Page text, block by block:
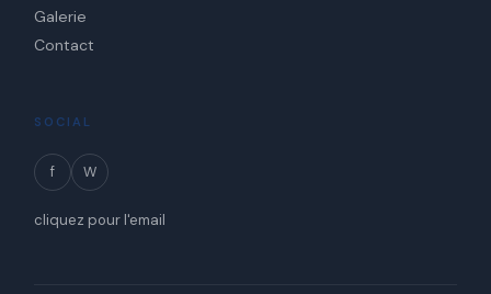
Galerie
Contact
SOCIAL
f W
cliquez pour l'email